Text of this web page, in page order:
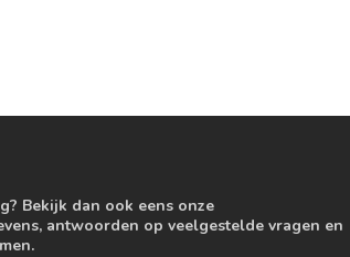
Bekijk dan ook eens onze
antwoorden op veelgestelde vragen en